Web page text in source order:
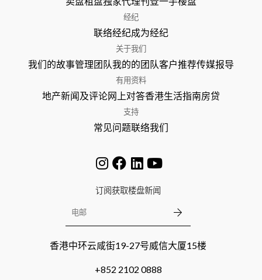
经纪
联络经纪成为经纪
关于我们
我们的故事管理团队我的的团队客户推荐传媒报导
有用资料
地产新闻及评论网上对答香港生活指南房贷
支持
常见问题联络我们
订阅获取楼盘新闻
香港中环云咸街19-27号威信大厦15楼
+852 2102 0888